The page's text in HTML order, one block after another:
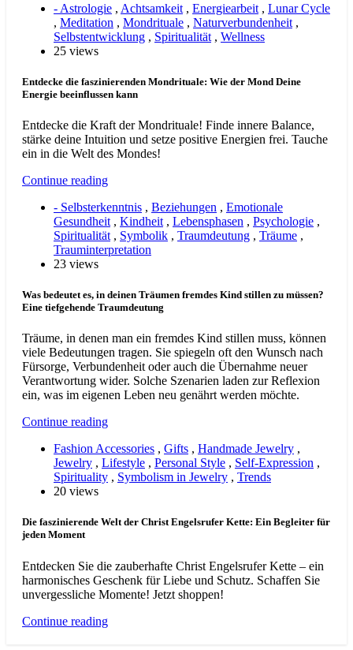
- Astrologie , Achtsamkeit , Energiearbeit , Lunar Cycle
, Meditation , Mondrituale , Naturverbundenheit ,
Selbstentwicklung , Spiritualität , Wellness
25 views
Entdecke die faszinierenden Mondrituale: Wie der Mond Deine
Energie beeinflussen kann
Entdecke die Kraft der Mondrituale! Finde innere Balance,
stärke deine Intuition und setze positive Energien frei. Tauche
ein in die Welt des Mondes!
Continue reading
- Selbsterkenntnis , Beziehungen , Emotionale
Gesundheit , Kindheit , Lebensphasen , Psychologie ,
Spiritualität , Symbolik , Traumdeutung , Träume ,
Trauminterpretation
23 views
Was bedeutet es, in deinen Träumen fremdes Kind stillen zu müssen?
Eine tiefgehende Traumdeutung
Träume, in denen man ein fremdes Kind stillen muss, können
viele Bedeutungen tragen. Sie spiegeln oft den Wunsch nach
Fürsorge, Verbundenheit oder auch die Übernahme neuer
Verantwortung wider. Solche Szenarien laden zur Reflexion
ein, was im eigenen Leben neu genährt werden möchte.
Continue reading
Fashion Accessories , Gifts , Handmade Jewelry ,
Jewelry , Lifestyle , Personal Style , Self-Expression ,
Spirituality , Symbolism in Jewelry , Trends
20 views
Die faszinierende Welt der Christ Engelsrufer Kette: Ein Begleiter für
jeden Moment
Entdecken Sie die zauberhafte Christ Engelsrufer Kette – ein
harmonisches Geschenk für Liebe und Schutz. Schaffen Sie
unvergessliche Momente! Jetzt shoppen!
Continue reading